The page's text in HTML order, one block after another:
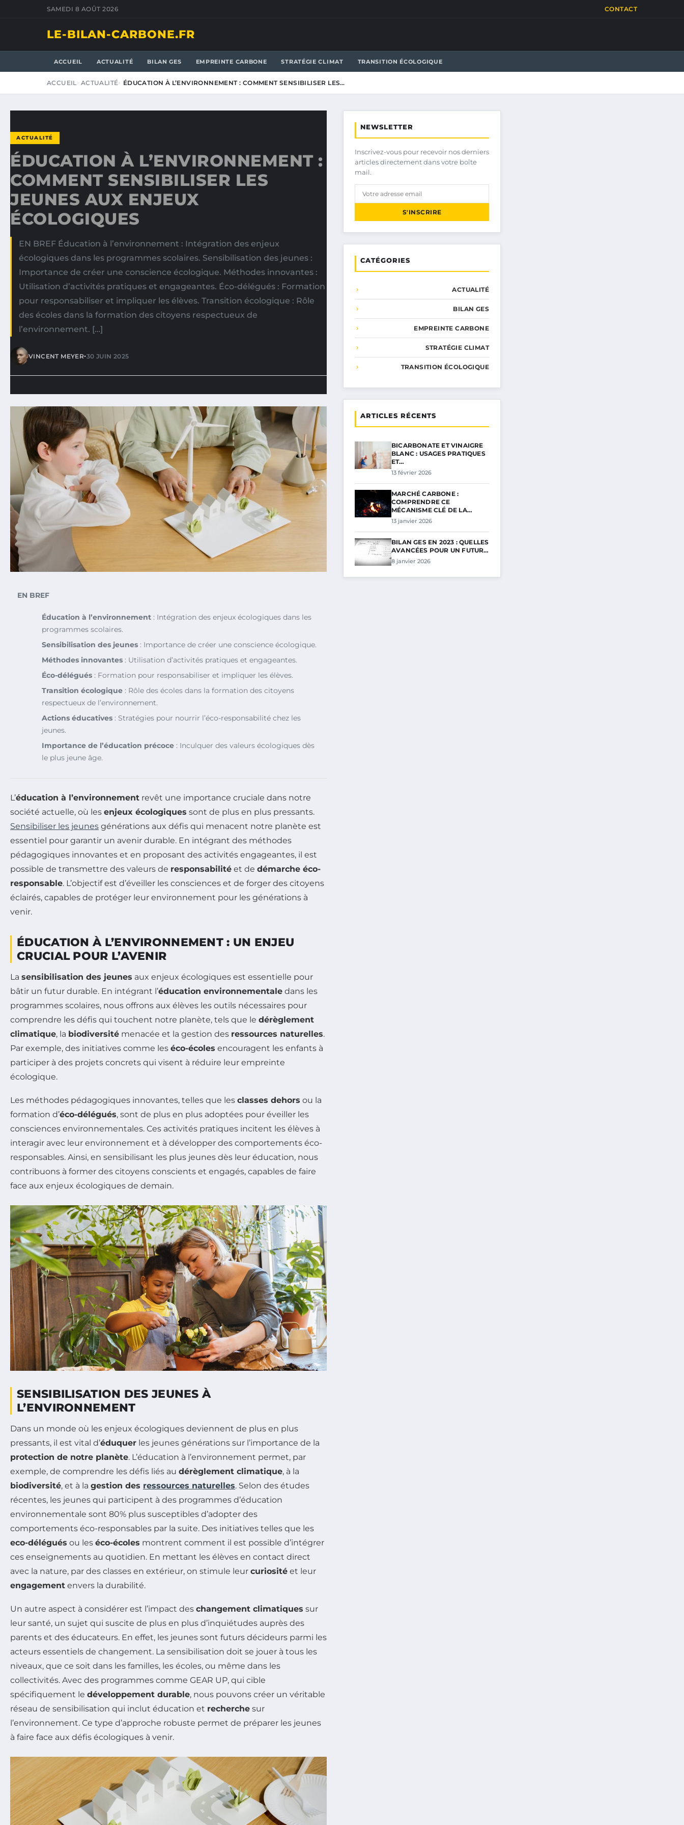
SAMEDI 8 AOÛT 2026 CONTACT
LE-BILAN-CARBONE.FR
ACCUEIL ACTUALITÉ BILAN GES EMPREINTE CARBONE STRATÉGIE CLIMAT TRANSITION ÉCOLOGIQUE
ACCUEIL ACTUALITÉ ÉDUCATION À L’ENVIRONNEMENT : COMMENT SENSIBILISER LES…
ACTUALITÉ
ÉDUCATION À L’ENVIRONNEMENT :
COMMENT SENSIBILISER LES
JEUNES AUX ENJEUX
ÉCOLOGIQUES
EN BREF Éducation à l’environnement : Intégration des enjeux
écologiques dans les programmes scolaires. Sensibilisation des jeunes :
Importance de créer une conscience écologique. Méthodes innovantes :
Utilisation d’activités pratiques et engageantes. Éco-délégués : Formation
pour responsabiliser et impliquer les élèves. Transition écologique : Rôle
des écoles dans la formation des citoyens respectueux de
l’environnement. […]
VINCENT MEYER•30 JUIN 2025
EN BREF
Éducation à l’environnement : Intégration des enjeux écologiques dans les
programmes scolaires.
Sensibilisation des jeunes : Importance de créer une conscience écologique.
Méthodes innovantes : Utilisation d’activités pratiques et engageantes.
Éco-délégués : Formation pour responsabiliser et impliquer les élèves.
Transition écologique : Rôle des écoles dans la formation des citoyens
respectueux de l’environnement.
Actions éducatives : Stratégies pour nourrir l’éco-responsabilité chez les
jeunes.
Importance de l’éducation précoce : Inculquer des valeurs écologiques dès
le plus jeune âge.
L’éducation à l’environnement revêt une importance cruciale dans notre
société actuelle, où les enjeux écologiques sont de plus en plus pressants.
Sensibiliser les jeunes générations aux défis qui menacent notre planète est
essentiel pour garantir un avenir durable. En intégrant des méthodes
pédagogiques innovantes et en proposant des activités engageantes, il est
possible de transmettre des valeurs de responsabilité et de démarche éco-
responsable. L’objectif est d’éveiller les consciences et de forger des citoyens
éclairés, capables de protéger leur environnement pour les générations à
venir.
ÉDUCATION À L’ENVIRONNEMENT : UN ENJEU
CRUCIAL POUR L’AVENIR
La sensibilisation des jeunes aux enjeux écologiques est essentielle pour
bâtir un futur durable. En intégrant l’éducation environnementale dans les
programmes scolaires, nous offrons aux élèves les outils nécessaires pour
comprendre les défis qui touchent notre planète, tels que le dérèglement
climatique, la biodiversité menacée et la gestion des ressources naturelles.
Par exemple, des initiatives comme les éco-écoles encouragent les enfants à
participer à des projets concrets qui visent à réduire leur empreinte
écologique.
Les méthodes pédagogiques innovantes, telles que les classes dehors ou la
formation d’éco-délégués, sont de plus en plus adoptées pour éveiller les
consciences environnementales. Ces activités pratiques incitent les élèves à
interagir avec leur environnement et à développer des comportements éco-
responsables. Ainsi, en sensibilisant les plus jeunes dès leur éducation, nous
contribuons à former des citoyens conscients et engagés, capables de faire
face aux enjeux écologiques de demain.
SENSIBILISATION DES JEUNES À
L’ENVIRONNEMENT
Dans un monde où les enjeux écologiques deviennent de plus en plus
pressants, il est vital d’éduquer les jeunes générations sur l’importance de la
protection de notre planète. L’éducation à l’environnement permet, par
exemple, de comprendre les défis liés au dérèglement climatique, à la
biodiversité, et à la gestion des ressources naturelles. Selon des études
récentes, les jeunes qui participent à des programmes d’éducation
environnementale sont 80% plus susceptibles d’adopter des
comportements éco-responsables par la suite. Des initiatives telles que les
eco-délégués ou les éco-écoles montrent comment il est possible d’intégrer
ces enseignements au quotidien. En mettant les élèves en contact direct
avec la nature, par des classes en extérieur, on stimule leur curiosité et leur
engagement envers la durabilité.
Un autre aspect à considérer est l’impact des changement climatiques sur
leur santé, un sujet qui suscite de plus en plus d’inquiétudes auprès des
parents et des éducateurs. En effet, les jeunes sont futurs décideurs parmi les
acteurs essentiels de changement. La sensibilisation doit se jouer à tous les
niveaux, que ce soit dans les familles, les écoles, ou même dans les
collectivités. Avec des programmes comme GEAR UP, qui cible
spécifiquement le développement durable, nous pouvons créer un véritable
réseau de sensibilisation qui inclut éducation et recherche sur
l’environnement. Ce type d’approche robuste permet de préparer les jeunes
à faire face aux défis écologiques à venir.
NEWSLETTER
Inscrivez-vous pour recevoir nos derniers
articles directement dans votre boîte
mail.
S'INSCRIRE
CATÉGORIES
ACTUALITÉ
BILAN GES
EMPREINTE CARBONE
STRATÉGIE CLIMAT
TRANSITION ÉCOLOGIQUE
ARTICLES RÉCENTS
BICARBONATE ET VINAIGRE
BLANC : USAGES PRATIQUES
ET…
13 février 2026
MARCHÉ CARBONE :
COMPRENDRE CE
MÉCANISME CLÉ DE LA…
13 janvier 2026
BILAN GES EN 2023 : QUELLES
AVANCÉES POUR UN FUTUR…
8 janvier 2026